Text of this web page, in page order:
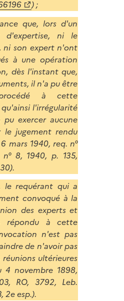
) ;
que, lors d'un
d'expertise, ni le
ni son expert n'ont
à une opération
dès l'instant que,
il n'a pu être
à cette
l'irrégularité
pu exercer aucune
le jugement rendu
mars 1940, req. n°
8, 1940, p. 135,
le requérant qui a
convoqué à la
des experts et
répondu à cette
n'est pas
de n'avoir pas
ultérieures
4 novembre 1898,
RO, 3792, Leb.
2e esp.).